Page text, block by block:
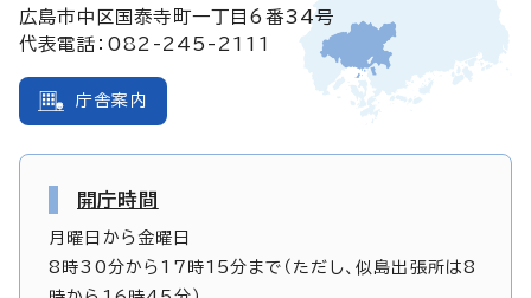
広島市中区国泰寺町一丁目6番34号
代表電話：082-245-2111
庁舎案内
開庁時間
月曜日から金曜日
8時30分から17時15分まで（ただし、似島出張所は8